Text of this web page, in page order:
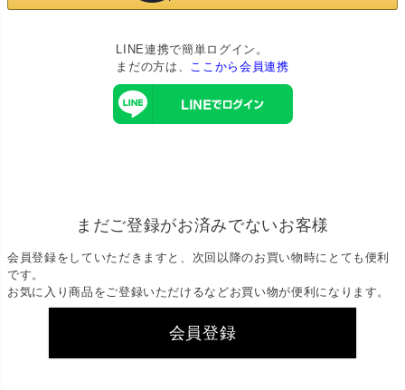
LINE連携で簡単ログイン。
まだの方は、 ここから会員連携
まだご登録がお済みでないお客様
会員登録をしていただきますと、次回以降のお買い物時にとても便利
です。
お気に入り商品をご登録いただけるなどお買い物が便利になります。
会員登録